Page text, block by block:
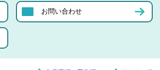
お問い合わせ